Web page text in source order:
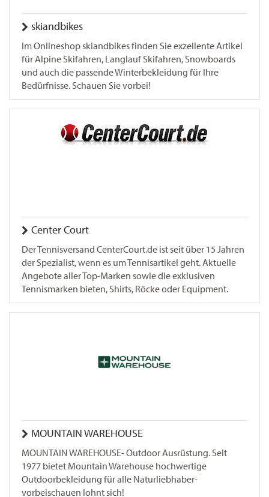
skiandbikes
Im Onlineshop skiandbikes finden Sie exzellente Artikel
für Alpine Skifahren, Langlauf Skifahren, Snowboards
und auch die passende Winterbekleidung für Ihre
Bedürfnisse. Schauen Sie vorbei!
Center Court
Der Tennisversand CenterCourt.de ist seit über 15 Jahren
der Spezialist, wenn es um Tennisartikel geht. Aktuelle
Angebote aller Top-Marken sowie die exklusiven
Tennismarken bieten, Shirts, Röcke oder Equipment.
MOUNTAIN WAREHOUSE
MOUNTAIN WAREHOUSE- Outdoor Ausrüstung. Seit
1977 bietet Mountain Warehouse hochwertige
Outdoorbekleidung für alle Naturliebhaber-
vorbeischauen lohnt sich!